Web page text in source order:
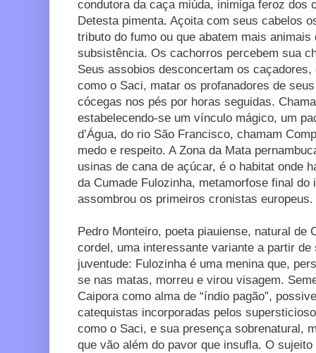
condutora da caça miúda, inimiga feroz dos
Detesta pimenta. Açoita com seus cabelos
tributo do fumo ou que abatem mais
subsistência. Os cachorros percebem sua
Seus assobios desconcertam os caçadores,
como o Saci, matar os profanadores de
cócegas nos pés por horas seguidas.
estabelecendo-se um vínculo mágico, um
d’Água, do rio São Francisco, chamam
medo e respeito. A Zona da Mata
usinas de cana de açúcar, é o habitat onde
da Cumade Fulozinha, metamorfose final do
assombrou os primeiros cronistas europeus.
Pedro Monteiro, poeta piauiense, natural de
cordel, uma interessante variante a partir
juventude: Fulozinha é uma menina que,
se nas matas, morreu e virou visagem.
Caipora como alma de “índio pagão”,
catequistas incorporadas pelos
como o Saci, e sua presença sobrenatural,
que vão além do pavor que insufla. O